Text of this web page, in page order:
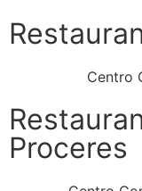
Centro
Proceres